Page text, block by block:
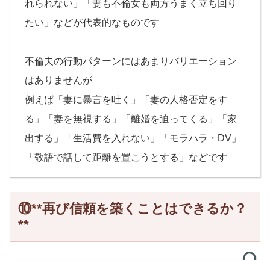
れられない」「妻も不倫女も両方うまく立ち回り
たい」などが代表的なものです
不倫夫の行動パターンにはあまりバリエーション
はありませんが
例えば「妻に暴言を吐く」「妻の人格否定をす
る」「妻を無視する」「離婚を迫ってくる」「家
出する」「生活費を入れない」「モラハラ・DV」
「敬語で話して距離を置こうとする」などです
⑩**再び信頼を築くことはできるか？
**